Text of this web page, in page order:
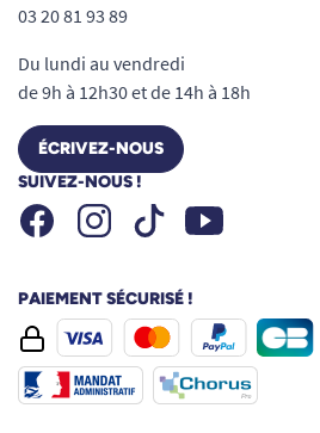
03 20 81 93 89
Du lundi au vendredi
de 9h à 12h30 et de 14h à 18h
ÉCRIVEZ-NOUS
SUIVEZ-NOUS !
FacebookInstagramTiktok Youtube
PAIEMENT SÉCURISÉ !